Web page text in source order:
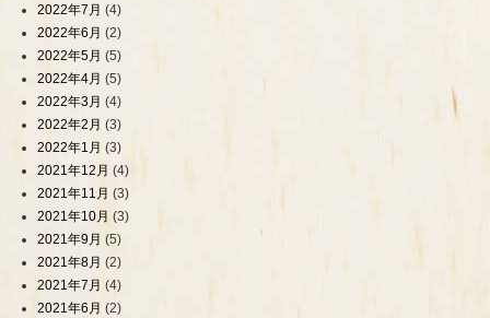
2022年7月 (4)
2022年6月 (2)
2022年5月 (5)
2022年4月 (5)
2022年3月 (4)
2022年2月 (3)
2022年1月 (3)
2021年12月 (4)
2021年11月 (3)
2021年10月 (3)
2021年9月 (5)
2021年8月 (2)
2021年7月 (4)
2021年6月 (2)